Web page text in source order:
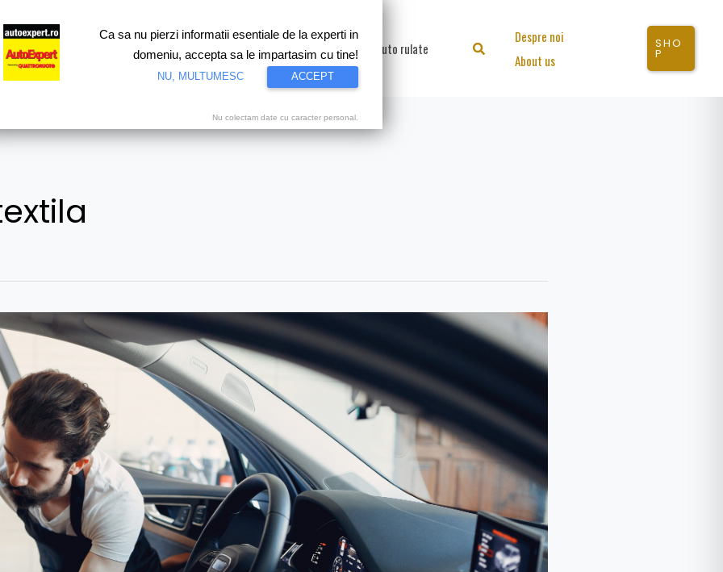
Test drive Motorsport Proiecte speciale Video Auto rulate Search
Despre noi
About us
SHO
P
Ca sa nu pierzi informatii esentiale de la experti in
domeniu, accepta sa le impartasim cu tine!
NU, MULTUMESC ACCEPT
Nu colectam date cu caracter personal.